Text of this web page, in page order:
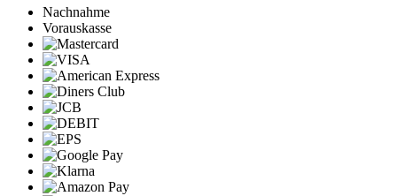
Nachnahme
Vorauskasse